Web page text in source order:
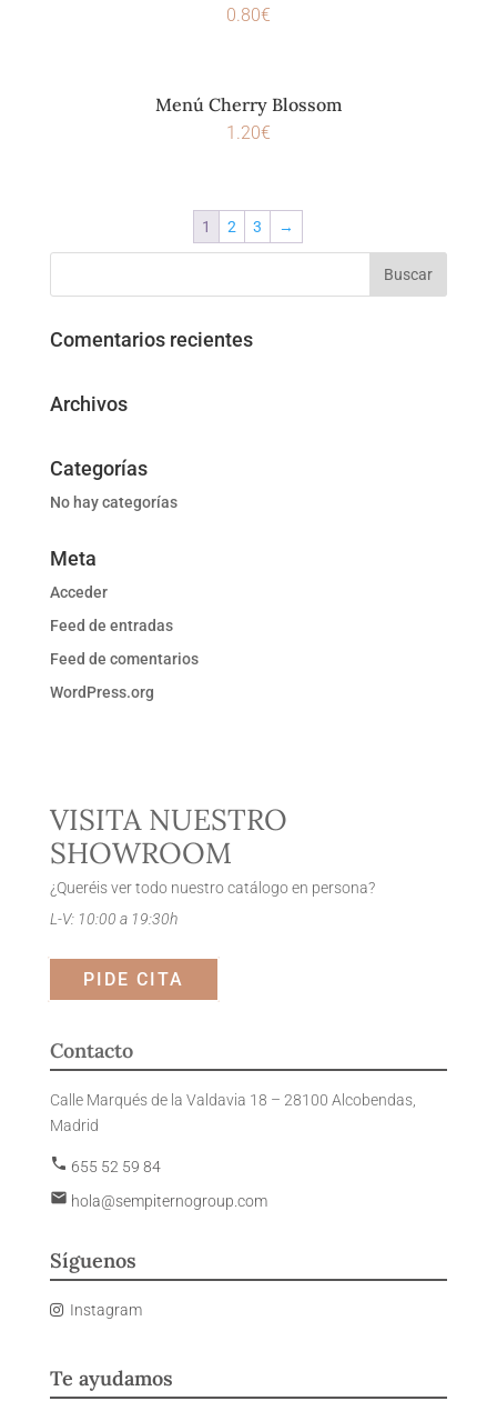
0.80€
Menú Cherry Blossom
1.20€
1 2 3 →
Comentarios recientes
Archivos
Categorías
No hay categorías
Meta
Acceder
Feed de entradas
Feed de comentarios
WordPress.org
VISITA NUESTRO
SHOWROOM
¿Queréis ver todo nuestro catálogo en persona?
L-V: 10:00 a 19:30h
PIDE CITA
Contacto
Calle Marqués de la Valdavia 18 – 28100 Alcobendas,
Madrid
phone 655 52 59 84
email hola@sempiternogroup.com
Síguenos
Instagram
Te ayudamos